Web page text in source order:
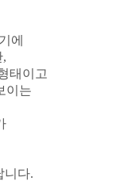
에
,
태이고
이는
니다.